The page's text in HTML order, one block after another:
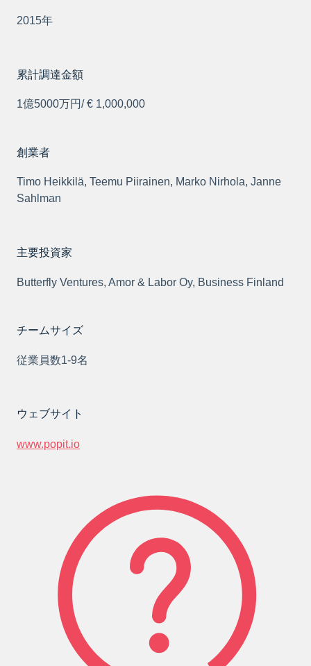
2015年
累計調達金額
1億5000万円/ € 1,000,000
創業者
Timo Heikkilä, Teemu Piirainen, Marko Nirhola, Janne
Sahlman
主要投資家
Butterfly Ventures, Amor & Labor Oy, Business Finland
チームサイズ
従業員数1-9名
ウェブサイト
www.popit.io